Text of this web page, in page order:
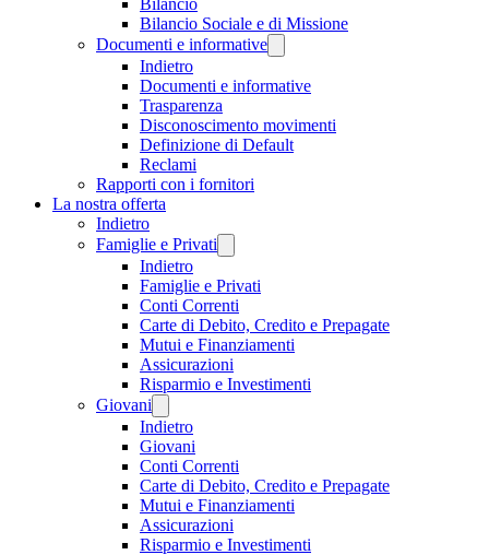
Bilancio
Bilancio Sociale e di Missione
Documenti e informative
Indietro
Documenti e informative
Trasparenza
Disconoscimento movimenti
Definizione di Default
Reclami
Rapporti con i fornitori
La nostra offerta
Indietro
Famiglie e Privati
Indietro
Famiglie e Privati
Conti Correnti
Carte di Debito, Credito e Prepagate
Mutui e Finanziamenti
Assicurazioni
Risparmio e Investimenti
Giovani
Indietro
Giovani
Conti Correnti
Carte di Debito, Credito e Prepagate
Mutui e Finanziamenti
Assicurazioni
Risparmio e Investimenti